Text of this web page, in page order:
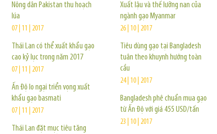
Nông dân Pakistan thu hoạch
lúa
07 | 11 | 2017
Thái Lan có thể xuất khẩu gạo
cao kỷ lục trong năm 2017
07 | 11 | 2017
Ấn Độ lo ngại triển vọng xuất
khẩu gạo basmati
07 | 11 | 2017
Thái Lan đặt mục tiêu tăng
Xuất lậu và thế lưỡng nan của
ngành gạo Myanmar
26 | 10 | 2017
Tiêu dùng gạo tại Bangladesh
tuân theo khuynh hướng toàn
cầu
24 | 10 | 2017
Bangladesh phê chuẩn mua gạo
từ Ấn Độ với giá 455 USD/tấn
23 | 10 | 2017